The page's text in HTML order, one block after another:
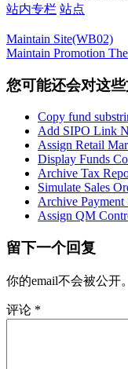
站内专栏 站点
Maintain Site(WB02)
Maintain Promotion
您可能还会对这些
Copy fund
Add SIPO Link
Assign Retail
Display Funds
Archive Tax
Simulate Sales
Archive
Assign QM
留下一个回复
你的email不会被公开。
评论 *